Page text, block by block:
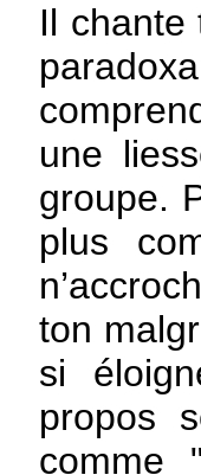
Il chante
une
groupe.
plus
ton
si
propos
comme